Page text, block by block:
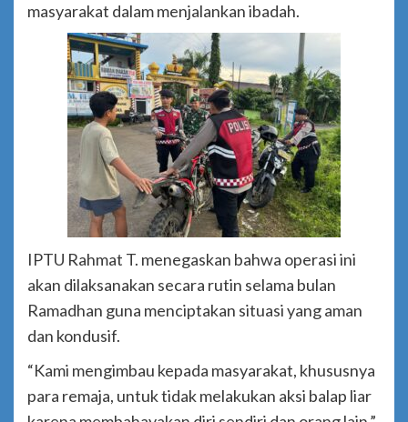
masyarakat dalam menjalankan ibadah.
IPTU Rahmat T. menegaskan bahwa operasi ini
akan dilaksanakan secara rutin selama bulan
Ramadhan guna menciptakan situasi yang aman
dan kondusif.
“Kami mengimbau kepada masyarakat, khususnya
para remaja, untuk tidak melakukan aksi balap liar